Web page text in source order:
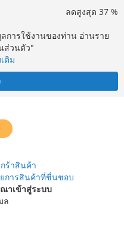
การใช้งานของท่าน อ่านราย
ส่วนตัว"
ติม
ร้าสินค้า
การสินค้าที่ชื่นชอบ
าเข้าสู่ระบบ
ล
ลดสูงสุด 37 %